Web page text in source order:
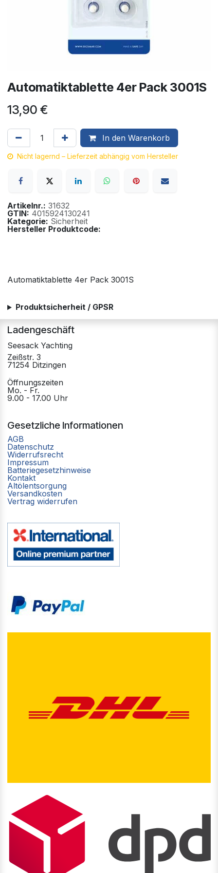
Automatiktablette 4er Pack 3001S
13,90 €
In den Warenkorb
Nicht lagernd – Lieferzeit abhängig vom Hersteller
Artikelnr.: 31632
GTIN: 4015924130241
Kategorie: Sicherheit
Hersteller Produktcode:
Automatiktablette 4er Pack 3001S
Produktsicherheit / GPSR
Ladengeschäft
Seesack Yachting
Zeißstr. 3
71254 Ditzingen
Öffnungszeiten
Mo. - Fr.
9.00 - 17.00 Uhr
Gesetzliche Informationen
AGB
Datenschutz
Widerrufsrecht
Impressum
Batteriegesetzhinweise
Kontakt
Altölentsorgung
Versandkosten
Vertrag widerrufen